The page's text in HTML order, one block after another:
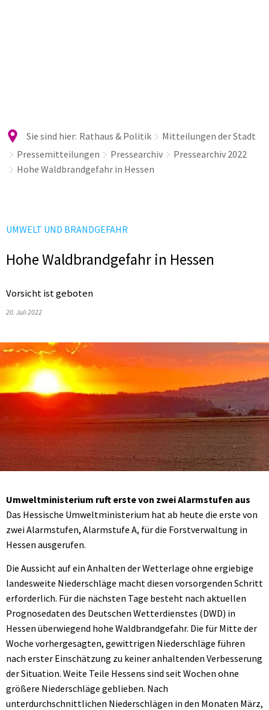
Sie sind hier: Rathaus & Politik
Mitteilungen der Stadt
Pressemitteilungen
Pressearchiv
Pressearchiv 2022
Hohe Waldbrandgefahr in Hessen
UMWELT UND BRANDGEFAHR
Hohe Waldbrandgefahr in Hessen
Vorsicht ist geboten
20. Juli 2022
Umweltministerium ruft erste von zwei Alarmstufen aus
Das Hessische Umweltministerium hat ab heute die erste von
zwei Alarmstufen, Alarmstufe A, für die Forstverwaltung in
Hessen ausgerufen.
Die Aussicht auf ein Anhalten der Wetterlage ohne ergiebige
landesweite Niederschläge macht diesen vorsorgenden Schritt
erforderlich. Für die nächsten Tage besteht nach aktuellen
Prognosedaten des Deutschen Wetterdienstes (DWD) in
Hessen überwiegend hohe Waldbrandgefahr. Die für Mitte der
Woche vorhergesagten, gewittrigen Niederschläge führen
nach erster Einschätzung zu keiner anhaltenden Verbesserung
der Situation. Weite Teile Hessens sind seit Wochen ohne
größere Niederschläge geblieben. Nach
unterdurchschnittlichen Niederschlägen in den Monaten März,